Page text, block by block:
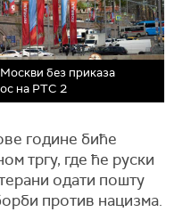
без приказа
на РТС 2
године биће
тргу, где ће руски
одати пошту
против нацизма.